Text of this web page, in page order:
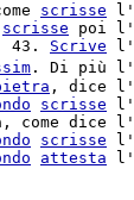
scrisse l'
scrisse poi l'
43.
Scrive l'
. Di più l'
, dice l'
scrisse l'
come dice l'
scrisse l'
attesta l'